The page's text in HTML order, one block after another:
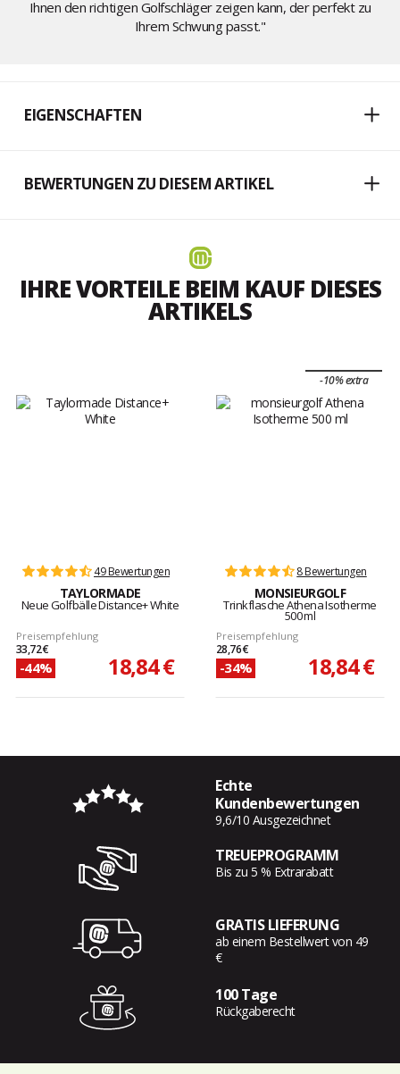
Ihnen den richtigen Golfschläger zeigen kann, der perfekt zu
Ihrem Schwung passt."
EIGENSCHAFTEN
BEWERTUNGEN ZU DIESEM ARTIKEL
IHRE VORTEILE BEIM KAUF DIESES
ARTIKELS
49 Bewertungen
TAYLORMADE
Neue Golfbälle Distance+ White
Preisempfehlung
33,72 €
-44% 18,84 €
-10% extra
8 Bewertungen
MONSIEURGOLF
Trinkflasche Athena Isotherme
500 ml
Preisempfehlung
28,76 €
-34% 18,84 €
Echte
Kundenbewertungen
9,6/10 Ausgezeichnet
TREUEPROGRAMM
Bis zu 5 % Extrarabatt
GRATIS LIEFERUNG
ab einem Bestellwert von 49
€
100 Tage
Rückgaberecht